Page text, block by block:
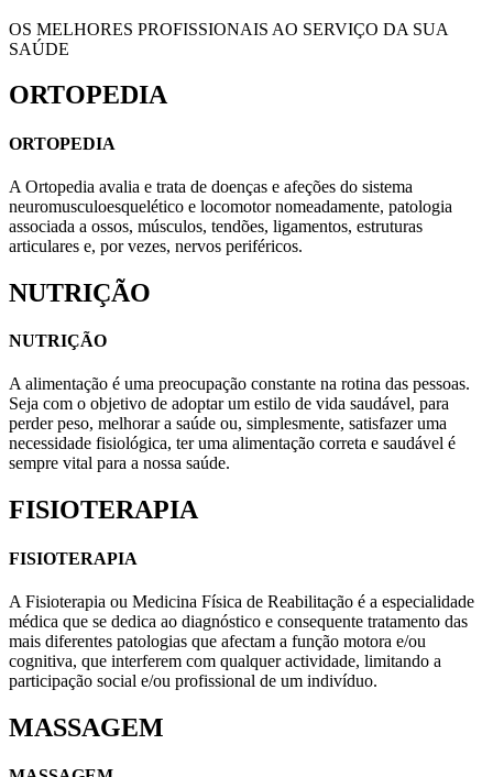
OS MELHORES PROFISSIONAIS AO SERVIÇO DA SUA
SAÚDE
ORTOPEDIA
ORTOPEDIA
A Ortopedia avalia e trata de doenças e afeções do sistema
neuromusculoesquelético e locomotor nomeadamente, patologia
associada a ossos, músculos, tendões, ligamentos, estruturas
articulares e, por vezes, nervos periféricos.
NUTRIÇÃO
NUTRIÇÃO
A alimentação é uma preocupação constante na rotina das pessoas.
Seja com o objetivo de adoptar um estilo de vida saudável, para
perder peso, melhorar a saúde ou, simplesmente, satisfazer uma
necessidade fisiológica, ter uma alimentação correta e saudável é
sempre vital para a nossa saúde.
FISIOTERAPIA
FISIOTERAPIA
A Fisioterapia ou Medicina Física de Reabilitação é a especialidade
médica que se dedica ao diagnóstico e consequente tratamento das
mais diferentes patologias que afectam a função motora e/ou
cognitiva, que interferem com qualquer actividade, limitando a
participação social e/ou profissional de um indivíduo.
MASSAGEM